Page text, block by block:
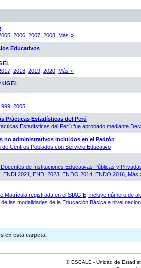
2006 2007 2008 Más »
Educativos
2018 2019 2020 Más »
UGEL
2005
Prácticas Estadísticas del Perú
Estadísticas del Perú fue aprobado mediante
no administrativos incluidos en el Padrón
de Centros Poblados con Servicio Educativo
de Instituciones Educativas Públicas y
ENDI 2021 ENDI 2023 ENDO 2014 ENDO 2016 Más
Matrícula registrada en el SIAGIE, incluye número de
las modalidades de la Educación Básica a nivel
en esta carpeta.
© ESCALE - Unidad de